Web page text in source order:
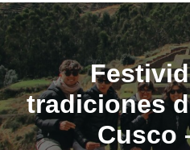
tradiciones
Cusco